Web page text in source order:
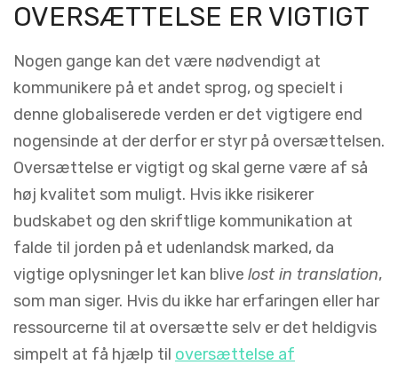
OVERSÆTTELSE ER VIGTIGT
Nogen gange kan det være nødvendigt at
kommunikere på et andet sprog, og specielt i
denne globaliserede verden er det vigtigere end
nogensinde at der derfor er styr på oversættelsen.
Oversættelse er vigtigt og skal gerne være af så
høj kvalitet som muligt. Hvis ikke risikerer
budskabet og den skriftlige kommunikation at
falde til jorden på et udenlandsk marked, da
vigtige oplysninger let kan blive lost in translation,
som man siger. Hvis du ikke har erfaringen eller har
ressourcerne til at oversætte selv er det heldigvis
simpelt at få hjælp til oversættelse af